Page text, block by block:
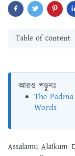
Table of content
আরও পড়ুনঃ
The
Words
Assalamu Alaikum